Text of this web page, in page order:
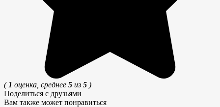
( 1 оценка, среднее 5 из 5 )
Поделиться с друзьями
Вам также может понравиться